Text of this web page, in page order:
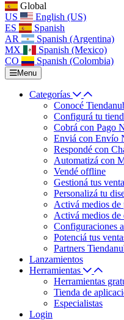
Global
US
English (US)
ES
Spanish
AR
Spanish (Argentina)
MX
Spanish (Mexico)
CO
Spanish (Colombia)
Menu
Categorías
Conocé
Configurá tu
Cobrá con Pago
Enviá con Envío
Respondé con
Automatizá con
Vendé offline
Gestioná tus
Personalizá tu
Activá medios de
Activá medios de
Configuraciones
Potenciá tus
Partners
Lanzamientos
Herramientas
Herramientas
Tienda de
Especialistas
Login